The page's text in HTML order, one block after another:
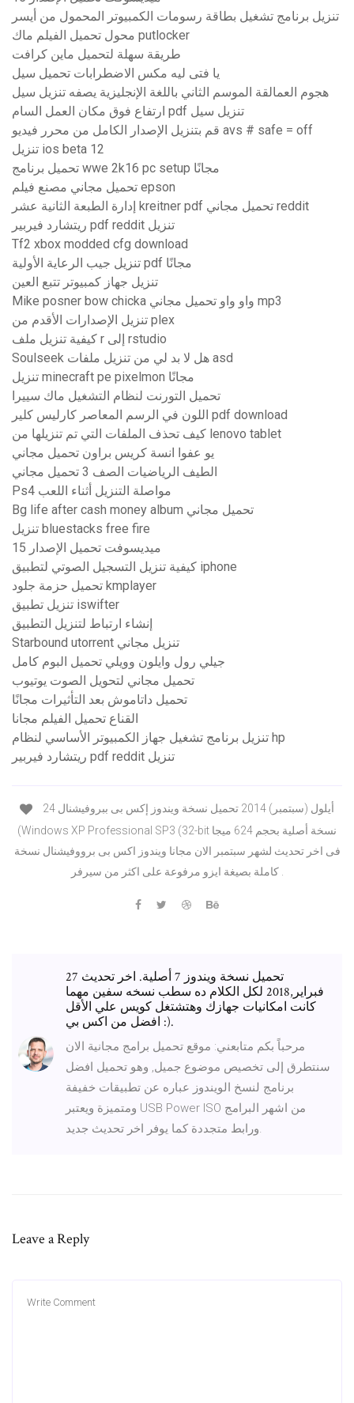
تنزيل برنامج تشغيل بطاقة رسومات الكمبيوتر المحمول من أيسر
محول تحميل الفيلم ماك putlocker
طريقة سهلة لتحميل ماين كرافت
يا فتى ليه مكس الاضطرابات تحميل سيل
هجوم العمالقة الموسم الثاني باللغة الإنجليزية يصفه تنزيل سيل
ارتفاع فوق مكان العمل السام pdf تنزيل سيل
قم بتنزيل الإصدار الكامل من محرر فيديو avs # safe = off
تنزيل ios beta 12
تحميل برنامج wwe 2k16 pc setup مجانًا
تحميل مجاني مصنع فيلم epson
إدارة الطبعة الثانية عشر kreitner pdf تحميل مجاني reddit
ريتشارد فيربير pdf reddit تنزيل
Tf2 xbox modded cfg download
تنزيل جيب الرعاية الأولية pdf مجانًا
تنزيل جهاز كمبيوتر تتبع العين
Mike posner bow chicka واو واو تحميل مجاني mp3
تنزيل الإصدارات الأقدم من plex
كيفية تنزيل ملف r إلى rstudio
Soulseek هل لا بد لي من تنزيل ملفات asd
تنزيل minecraft pe pixelmon مجانًا
تحميل التورنت لنظام التشغيل ماك سييرا
اللون في الرسم المعاصر كارليس كلير pdf download
كيف تحذف الملفات التي تم تنزيلها من lenovo tablet
يو عفوا انسة كريس براون تحميل مجاني
الطيف الرياضيات الصف 3 تحميل مجاني
Ps4 مواصلة التنزيل أثناء اللعب
Bg life after cash money album تحميل مجاني
تنزيل bluestacks free fire
ميديسوفت تحميل الإصدار 15
كيفية تنزيل التسجيل الصوتي لتطبيق iphone
تحميل حزمة جلود kmplayer
تنزيل تطبيق iswifter
إنشاء ارتباط لتنزيل التطبيق
Starbound utorrent تنزيل مجاني
جيلي رول وايلون وويلي تحميل البوم كامل
تحميل مجاني لتحويل الصوت يوتيوب
تحميل داتاموش بعد التأثيرات مجانًا
القناع تحميل الفيلم مجانا
تنزيل برنامج تشغيل جهاز الكمبيوتر الأساسي لنظام hp
ريتشارد فيربير pdf reddit تنزيل
24 أيلول (سبتمبر) 2014 تحميل نسخة ويندوز إكس بى ببروفيشنال
(Windows XP Professional SP3 (32-bit نسخة أصلية بحجم 624 ميجا
فى اخر تحديث لشهر سبتمبر الان مجانا ويندوز اكس بى برووفيشنال نسخة
كاملة بصيغة ايزو مرفوعة على اكثر من سيرفر .
تحميل نسخة ويندوز 7 أصلية. اخر تحديث 27
فبراير,2018 لكل الكلام ده سطب نسخه سفين مهما
كانت امكانيات جهازك وهتشتغل كويس علي الأقل
افضل من اكس بي :).
مرحباً بكم متابعني: موقع تحميل برامج مجانية الان
سنتطرق إلى تخصيص موضوع جميل, وهو تحميل افضل
برنامج لنسخ الويندوز عباره عن تطبيقات خفيفة
ومتميزة ويعتبر USB Power ISO من اشهر البرامج
ورابط متجددة كما يوفر اخر تحديث جديد.
Leave a Reply